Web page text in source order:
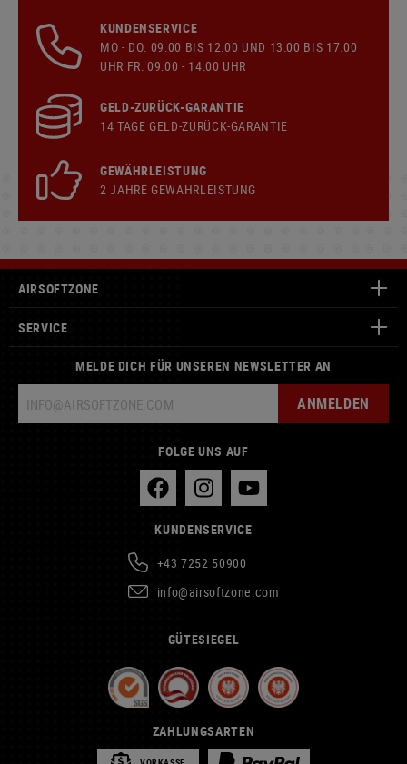
KUNDENSERVICE
MO - DO: 09:00 BIS 12:00 UND 13:00 BIS 17:00
UHR FR: 09:00 - 14:00 UHR
GELD-ZURÜCK-GARANTIE
14 TAGE GELD-ZURÜCK-GARANTIE
GEWÄHRLEISTUNG
2 JAHRE GEWÄHRLEISTUNG
AIRSOFTZONE
SERVICE
MELDE DICH FÜR UNSEREN NEWSLETTER AN
ANMELDEN
FOLGE UNS AUF
KUNDENSERVICE
+43 7252 50900
info@airsoftzone.com
GÜTESIEGEL
ZAHLUNGSARTEN